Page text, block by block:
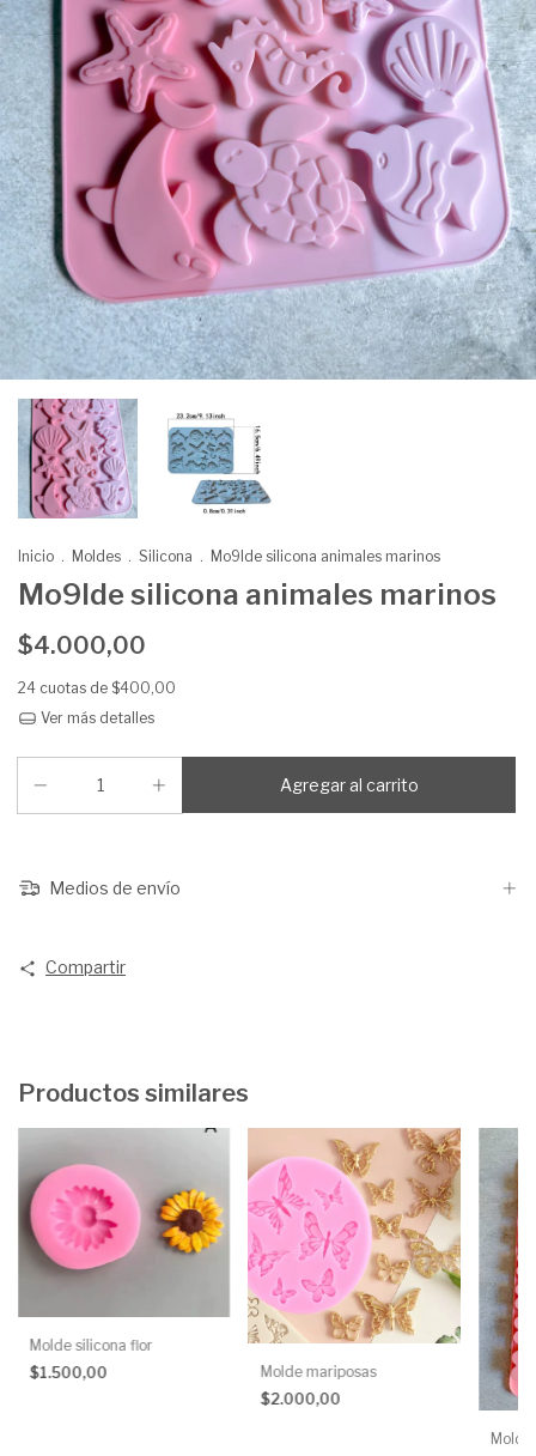
Inicio . Moldes . Silicona . Mo9lde silicona animales marinos
Mo9lde silicona animales marinos
$4.000,00
24 cuotas de $400,00
Ver más detalles
Medios de envío
Compartir
Productos similares
Molde silicona flor
$1.500,00
Molde mariposas
$2.000,00